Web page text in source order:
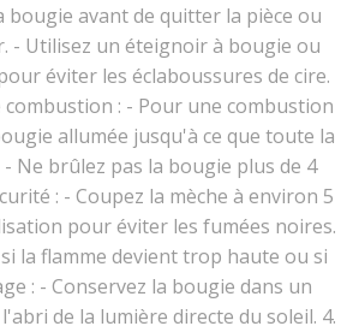
bougie avant de quitter la pièce ou
- Utilisez un éteignoir à bougie ou
éviter les éclaboussures de cire.
combustion : - Pour une combustion
allumée jusqu'à ce que toute la
Ne brûlez pas la bougie plus de 4
: - Coupez la mèche à environ 5
pour éviter les fumées noires.
la flamme devient trop haute ou si
: - Conservez la bougie dans un
de la lumière directe du soleil. 4.